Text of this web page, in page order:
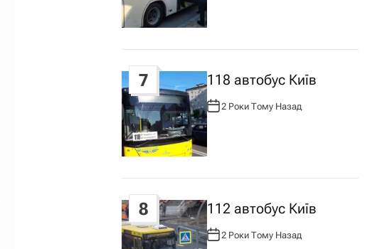
Р
:
7 118 автобус Київ
А
В
Т
Р
:
2 Роки Тому Назад
8 112 автобус Київ
А
2 Роки Тому Назад